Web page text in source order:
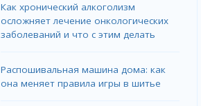
Как хронический алкоголизм
осложняет лечение онкологических
заболеваний и что с этим делать
Распошивальная машина дома: как
она меняет правила игры в шитье